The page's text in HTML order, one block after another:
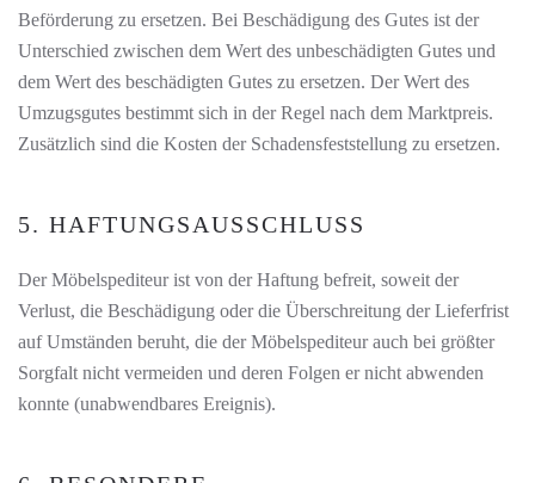
Beförderung zu ersetzen. Bei Beschädigung des Gutes ist der
Unterschied zwischen dem Wert des unbeschädigten Gutes und
dem Wert des beschädigten Gutes zu ersetzen. Der Wert des
Umzugsgutes bestimmt sich in der Regel nach dem Marktpreis.
Zusätzlich sind die Kosten der Schadensfeststellung zu ersetzen.
5. HAFTUNGSAUSSCHLUSS
Der Möbelspediteur ist von der Haftung befreit, soweit der
Verlust, die Beschädigung oder die Überschreitung der Lieferfrist
auf Umständen beruht, die der Möbelspediteur auch bei größter
Sorgfalt nicht vermeiden und deren Folgen er nicht abwenden
konnte (unabwendbares Ereignis).